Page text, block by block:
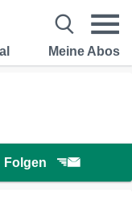
Meine Abos
Folgen